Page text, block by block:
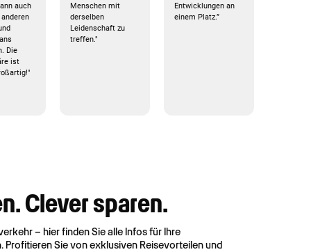
auch
Die
ist
Menschen mit
derselben
Leidenschaft zu
treffen."
Entwicklungen an
einem Platz.”
Clever sparen.
– hier finden Sie alle Infos für Ihre
Profitieren Sie von exklusiven Reisevorteilen und